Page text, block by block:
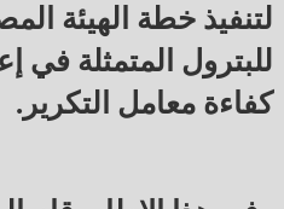
لتنفيذ خطة الهيئة
للبترول المتمثلة في
كفاءة معامل التكرير.